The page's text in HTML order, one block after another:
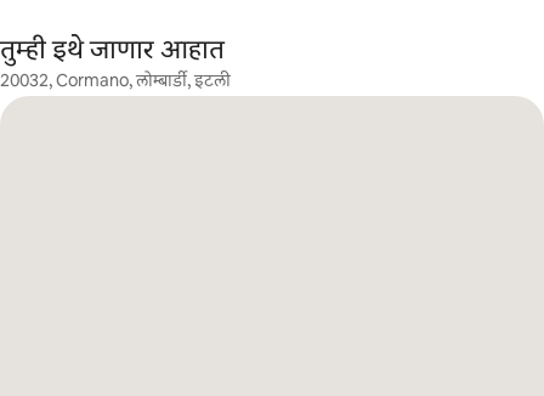
तुम्ही इथे जाणार आहात
20032, Cormano, लोम्बार्डी, इटली